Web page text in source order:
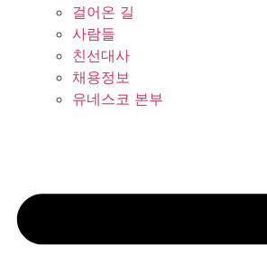
걸어온 길
사람들
친선대사
채용정보
유네스코 본부